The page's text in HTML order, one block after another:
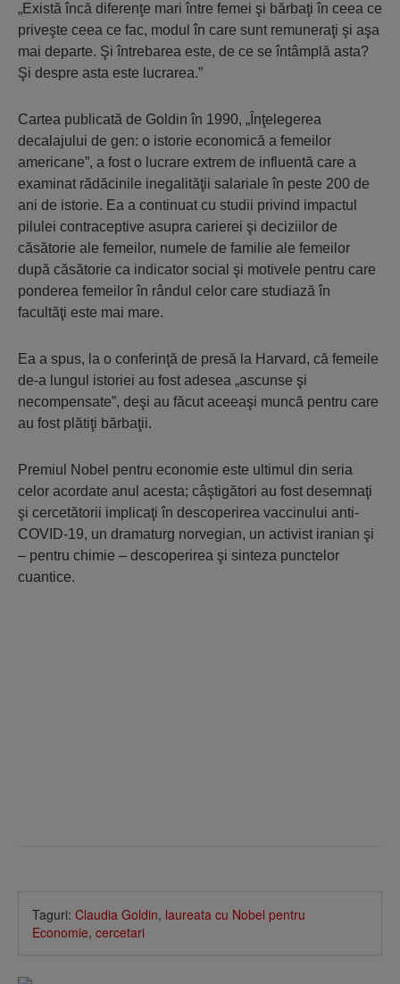
„Există încă diferenţe mari între femei şi bărbaţi în ceea ce
priveşte ceea ce fac, modul în care sunt remuneraţi şi aşa
mai departe. Şi întrebarea este, de ce se întâmplă asta?
Şi despre asta este lucrarea.”
Cartea publicată de Goldin în 1990, „Înţelegerea
decalajului de gen: o istorie economică a femeilor
americane”, a fost o lucrare extrem de influentă care a
examinat rădăcinile inegalităţii salariale în peste 200 de
ani de istorie. Ea a continuat cu studii privind impactul
pilulei contraceptive asupra carierei şi deciziilor de
căsătorie ale femeilor, numele de familie ale femeilor
după căsătorie ca indicator social şi motivele pentru care
ponderea femeilor în rândul celor care studiază în
facultăţi este mai mare.
Ea a spus, la o conferinţă de presă la Harvard, că femeile
de-a lungul istoriei au fost adesea „ascunse şi
necompensate”, deşi au făcut aceeaşi muncă pentru care
au fost plătiţi bărbaţii.
Premiul Nobel pentru economie este ultimul din seria
celor acordate anul acesta; câştigători au fost desemnaţi
şi cercetătorii implicaţi în descoperirea vaccinului anti-
COVID-19, un dramaturg norvegian, un activist iranian şi
– pentru chimie – descoperirea şi sinteza punctelor
cuantice.
Taguri: Claudia Goldin, laureata cu Nobel pentru
Economie, cercetari